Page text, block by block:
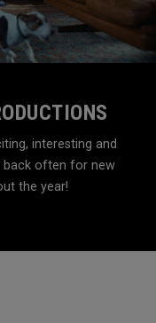
interesting and
back often for new
the year!